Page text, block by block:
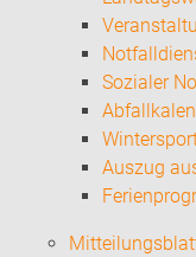
Sozialer
Auszug